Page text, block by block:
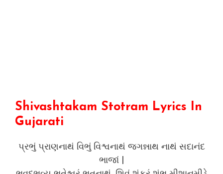
Shivashtakam Stotram Lyrics In
Gujarati
પ્રભું પ્રાણનાથં વિભું વિશ્વનાથં જગન્નાથ નાથં સદાનંદ
ભાજાં |